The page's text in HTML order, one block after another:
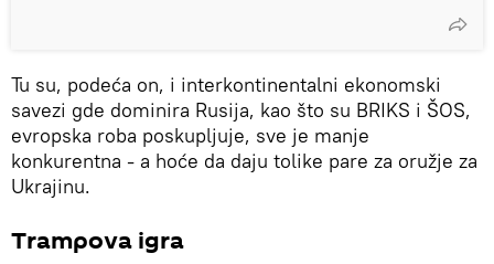
Tu su, podeća on, i interkontinentalni ekonomski
savezi gde dominira Rusija, kao što su BRIKS i ŠOS,
evropska roba poskupljuje, sve je manje
konkurentna - a hoće da daju tolike pare za oružje za
Ukrajinu.
Trampova igra